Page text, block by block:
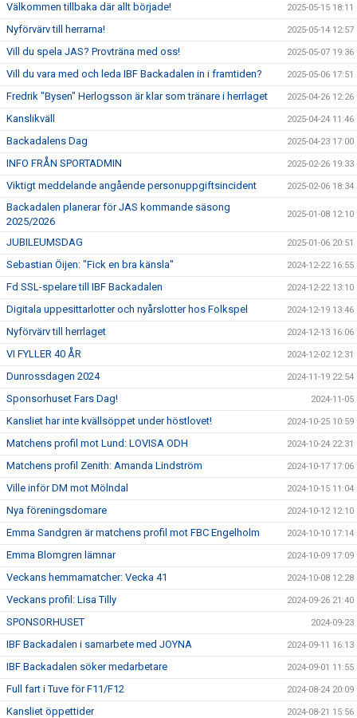
Välkommen tillbaka där allt började! 2025-05-15 18:11
Nyförvärv till herrarna! 2025-05-14 12:57
Vill du spela JAS? Provträna med oss! 2025-05-07 19:36
Vill du vara med och leda IBF Backadalen in i framtiden? 2025-05-06 17:51
Fredrik "Bysen" Herlogsson är klar som tränare i herrlaget 2025-04-26 12:26
Kanslikväll 2025-04-24 11:46
Backadalens Dag 2025-04-23 17:00
INFO FRÅN SPORTADMIN 2025-02-26 19:33
Viktigt meddelande angående personuppgiftsincident 2025-02-06 18:34
Backadalen planerar för JAS kommande säsong
2025/2026
2025-01-08 12:10
JUBILEUMSDAG 2025-01-06 20:51
Sebastian Öijen: "Fick en bra känsla" 2024-12-22 16:55
Fd SSL-spelare till IBF Backadalen 2024-12-22 13:10
Digitala uppesittarlotter och nyårslotter hos Folkspel 2024-12-19 13:46
Nyförvärv till herrlaget 2024-12-13 16:06
VI FYLLER 40 ÅR 2024-12-02 12:31
Dunrossdagen 2024 2024-11-19 22:54
Sponsorhuset Fars Dag! 2024-11-05
Kansliet har inte kvällsöppet under höstlovet! 2024-10-25 10:59
Matchens profil mot Lund: LOVISA ODH 2024-10-24 22:31
Matchens profil Zenith: Amanda Lindström 2024-10-17 17:06
Ville inför DM mot Mölndal 2024-10-15 11:04
Nya föreningsdomare 2024-10-12 12:10
Emma Sandgren är matchens profil mot FBC Engelholm 2024-10-10 17:14
Emma Blomgren lämnar 2024-10-09 17:09
Veckans hemmamatcher: Vecka 41 2024-10-08 12:28
Veckans profil: Lisa Tilly 2024-09-26 21:40
SPONSORHUSET 2024-09-23
IBF Backadalen i samarbete med JOYNA 2024-09-11 16:13
IBF Backadalen söker medarbetare 2024-09-01 11:55
Full fart i Tuve för F11/F12 2024-08-24 20:09
Kansliet öppettider 2024-08-21 15:56